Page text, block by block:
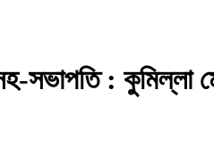
সভাপতি : কুমিল্লা